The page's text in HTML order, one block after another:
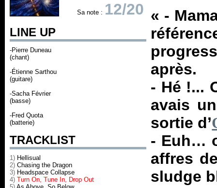
Sa note : 12/20
LINE UP
-Pierre Duneau
(chant)
-Étienne Sarthou
(guitare)
-Sacha Février
(basse)
-Fred Quota
(batterie)
TRACKLIST
1) Hellisual
2) Chasing the Dragon
3) Headspace Collapse
4) Turn On, Tune In, Drop Out
« -
après.
- Hé !...
avais
sortie d’
- Euh…
affres
sludge